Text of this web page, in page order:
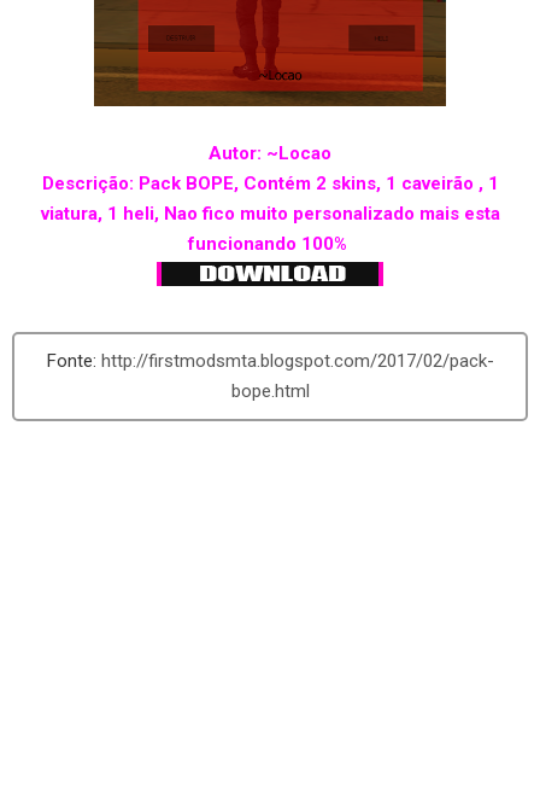
Autor: ~Locao
Descrição: Pack BOPE, Contém 2 skins, 1 caveirão , 1
viatura, 1 heli, Nao fico muito personalizado mais esta
funcionando 100%
http://firstmodsmta.blogspot.com/2017/02/pack-
bope.html